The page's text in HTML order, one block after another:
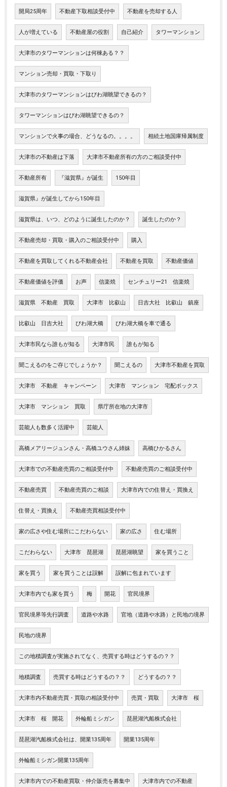
開局25周年 不動産下取相談受付中 不動産を売却する人
人が増えている 不動産屋の役割 自己紹介 タワーマンション
大津市のタワーマンションは何棟ある？？
マンション売却・買取・下取り
大津市のタワーマンションはびわ湖眺望できるの？
タワーマンションはびわ湖眺望できるの？
マンションで火事の場合、どうなるの。。。。 相続土地国庫帰属制度
大津市の不動産は下落 大津市不動産所有の方のご相談受付中
不動産所有 『滋賀県』が誕生 150年目
滋賀県』が誕生してから150年目
滋賀県は、いつ、どのように誕生したのか？ 誕生したのか？
不動産売却・買取・購入のご相談受付中 購入
不動産を買取してくれる不動産会社 不動産を買取 不動産価値
不動産価値を評価 お声 信楽焼 センチュリー21 信楽焼
滋賀県 不動産 買取 大津市 比叡山 日吉大社 比叡山 鎮座
比叡山 日吉大社 びわ湖大橋 びわ湖大橋を車で通る
大津市民なら誰もが知る 大津市民 誰もが知る
聞こえるのをご存じでしょうか？ 聞こえるの 大津市不動産を買取
大津市 不動産 キャンペーン 大津市 マンション 宅配ボックス
大津市 マンション 買取 県庁所在地の大津市
芸能人も数多く活躍中 芸能人
高橋メアリージュンさん・高橋ユウさん姉妹 高橋ひかるさん
大津市での不動産売買のご相談受付中 不動産売買のご相談受付中
不動産売買 不動産売買のご相談 大津市内での住替え・買換え
住替え・買換え 不動産売買相談受付中
家の広さや住む場所にこだわらない 家の広さ 住む場所
こだわらない 大津市 琵琶湖 琵琶湖眺望 家を買うこと
家を買う 家を買うことは誤解 誤解に包まれています
大津市内でも家を買う 梅 開花 官民境界
官民境界等先行調査 道路や水路 官地（道路や水路）と民地の境界
民地の境界
この地積調査が実施されてなく、売買する時はどうするの？？
地積調査 売買する時はどうするの？？ どうするの？？
大津市内不動産売買・買取の相談受付中 売買・買取 大津市 桜
大津市 桜 開花 外輪船ミシガン 琵琶湖汽船株式会社
琵琶湖汽船株式会社は、開業135周年 開業135周年
外輪船ミシガン開業135周年
大津市内での不動産買取・仲介販売を募集中 大津市内での不動産